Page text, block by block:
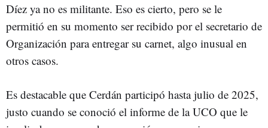
Díez ya no es militante. Eso es cierto, pero se le
permitió en su momento ser recibido por el secretario de
Organización para entregar su carnet, algo inusual en
otros casos.
Es destacable que Cerdán participó hasta julio de 2025,
justo cuando se conoció el informe de la UCO que le